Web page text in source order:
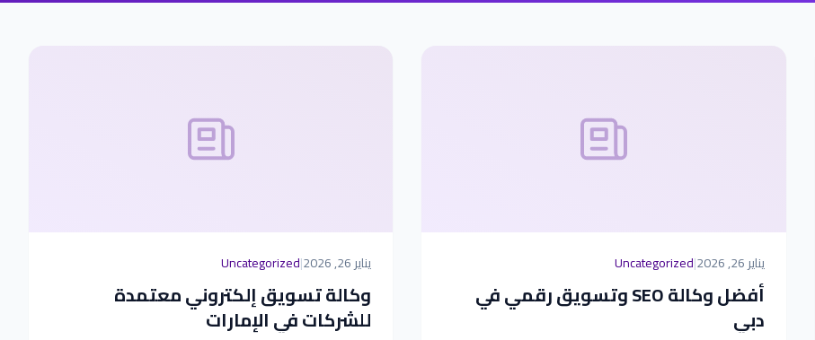
يناير 26, 2026 |
Uncategorized
أفضل وكالة SEO وتسويق رقمي في
دبي
يناير 26, 2026 |
Uncategorized
وكالة تسويق إلكتروني معتمدة
للشركات في الإمارات